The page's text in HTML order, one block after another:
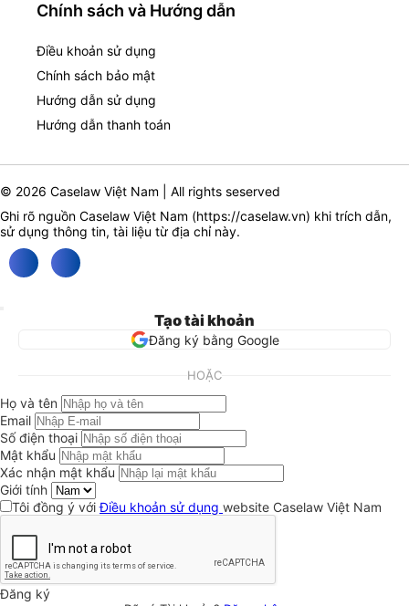
Chính sách và Hướng dẫn
Điều khoản sử dụng
Chính sách bảo mật
Hướng dẫn sử dụng
Hướng dẫn thanh toán
© 2026 Caselaw Việt Nam | All rights seserved
Ghi rõ nguồn Caselaw Việt Nam (https://caselaw.vn) khi trích dẫn,
sử dụng thông tin, tài liệu từ địa chỉ này.
Tạo tài khoản
Đăng ký bằng Google
HOẶC
Họ và tên
Email
Số điện thoại
Mật khẩu
Xác nhận mật khẩu
Giới tính
Tôi đồng ý vớiĐiều khoản sử dụng website Caselaw Việt Nam
Đăng ký